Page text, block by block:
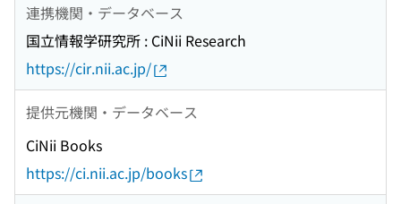
連携機関・データベース
国立情報学研究所 : CiNii Research
https://cir.nii.ac.jp/
提供元機関・データベース
CiNii Books
https://ci.nii.ac.jp/books